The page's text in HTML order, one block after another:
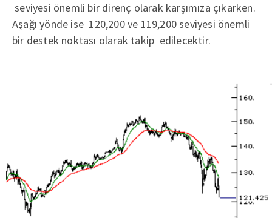
seviyesi önemli bir direnç olarak karşımıza çıkarken.
Aşağı yönde ise 120,200 ve 119,200 seviyesi önemli
bir destek noktası olarak takip edilecektir.